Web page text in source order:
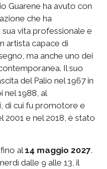
Guarene ha avuto con
che ha
vita professionale e
artista capace di
ma anche uno dei
Il suo
del Palio nel 1967 in
nel 1988, al
di cui fu promotore e
2001 e nel 2018, è stato
al 14 maggio 2027.
dalle 9 alle 13, il